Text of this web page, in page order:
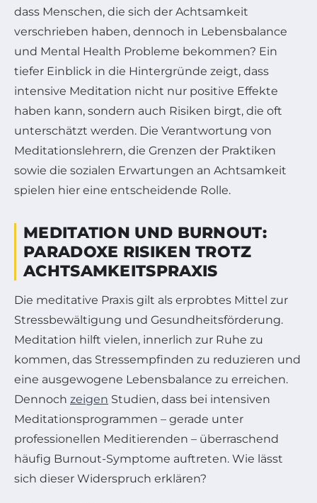
dass Menschen, die sich der Achtsamkeit
verschrieben haben, dennoch in Lebensbalance
und Mental Health Probleme bekommen? Ein
tiefer Einblick in die Hintergründe zeigt, dass
intensive Meditation nicht nur positive Effekte
haben kann, sondern auch Risiken birgt, die oft
unterschätzt werden. Die Verantwortung von
Meditationslehrern, die Grenzen der Praktiken
sowie die sozialen Erwartungen an Achtsamkeit
spielen hier eine entscheidende Rolle.
MEDITATION UND BURNOUT:
PARADOXE RISIKEN TROTZ
ACHTSAMKEITSPRAXIS
Die meditative Praxis gilt als erprobtes Mittel zur
Stressbewältigung und Gesundheitsförderung.
Meditation hilft vielen, innerlich zur Ruhe zu
kommen, das Stressempfinden zu reduzieren und
eine ausgewogene Lebensbalance zu erreichen.
Dennoch zeigen Studien, dass bei intensiven
Meditationsprogrammen – gerade unter
professionellen Meditierenden – überraschend
häufig Burnout-Symptome auftreten. Wie lässt
sich dieser Widerspruch erklären?